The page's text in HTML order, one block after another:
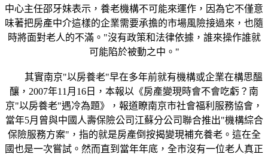
中心主任邵牙妹表示，養老機構不可能來運作，因為它不僅意
味著把房產中介這樣的企業需要承擔的市場風險接過來，也隨
時將面對老人的不滿。"沒有政策和法律依據，誰來操作誰就
可能陷於被動之中。"
其實南京"以房養老"早在多年前就有機構或企業在構思醞
釀，2007年11月16日，本報以《房產變現時會不會吃虧？南
京"以房養老"遇冷為題》，報道瞭南京市社會福利服務協會，
當年5月曾與中國人壽保險公司江蘇分公司聯合推出"機構綜合
保險服務方案"，指的就是房產倒按揭變現補充養老。這在全
國也是一次嘗試。然而直到當年年底，全市沒有一位老人真正